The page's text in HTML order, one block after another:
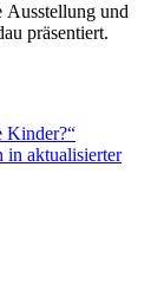
Ausstellung und
präsentiert.
Kinder?“
in aktualisierter